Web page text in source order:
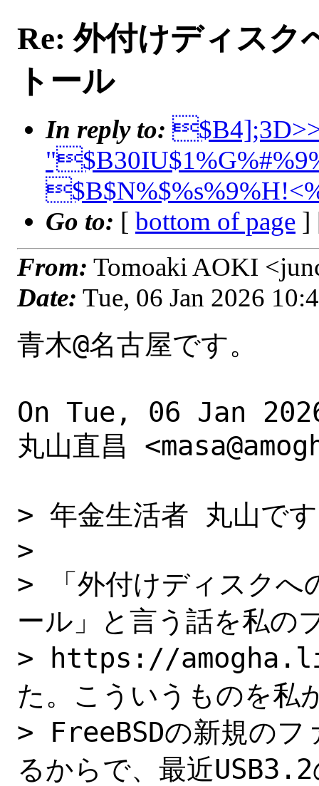
Re: 外付けディスク
トール
In reply to:
Go to: [ bottom of page ]
From: Tomoaki AOKI
Date: Tue, 06 Jan 2026
青木@名古屋です。
On Tue, 06 Jan
丸山直昌
> 年金生活者 丸山で
>
> 「外付けディスクへ
ール」と言う話を私の
> https://
た。こういうものを私
> FreeBSDの新規のフ
るからで、最近USB3.2